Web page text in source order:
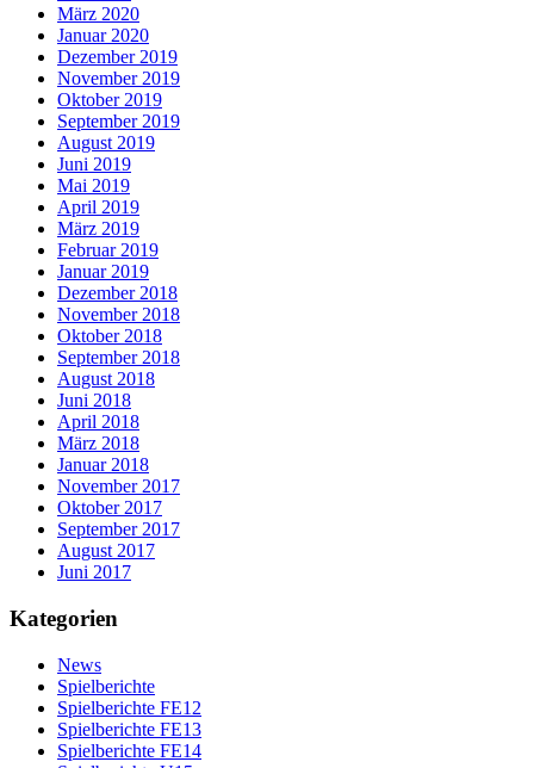
März 2020
Januar 2020
Dezember 2019
November 2019
Oktober 2019
September 2019
August 2019
Juni 2019
Mai 2019
April 2019
März 2019
Februar 2019
Januar 2019
Dezember 2018
November 2018
Oktober 2018
September 2018
August 2018
Juni 2018
April 2018
März 2018
Januar 2018
November 2017
Oktober 2017
September 2017
August 2017
Juni 2017
Kategorien
News
Spielberichte
Spielberichte FE12
Spielberichte FE13
Spielberichte FE14